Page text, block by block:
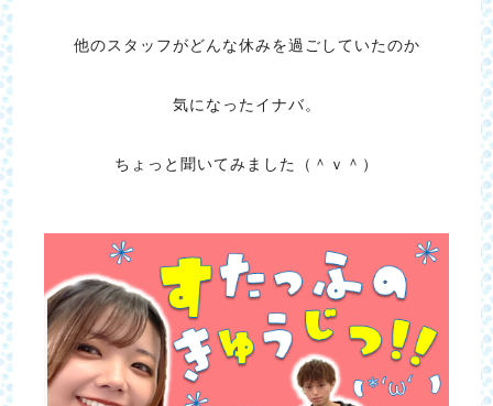
他のスタッフがどんな休みを過ごしていたのか
気になったイナバ。
ちょっと聞いてみました（＾ｖ＾）